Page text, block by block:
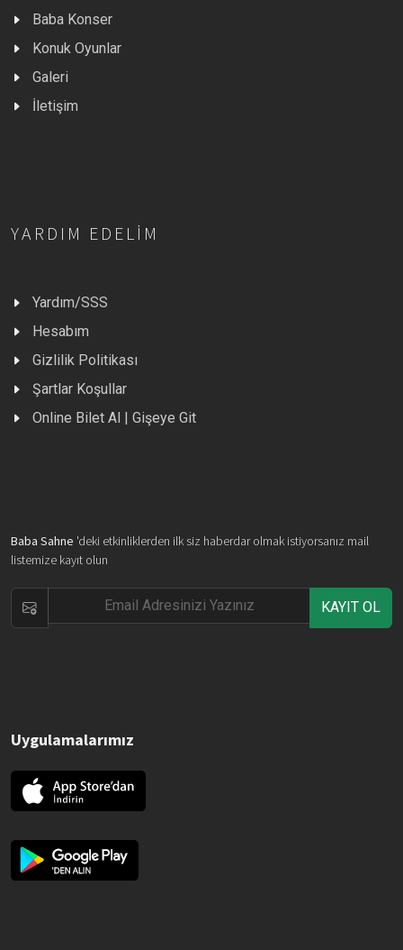
Baba Konser
Konuk Oyunlar
Galeri
İletişim
YARDIM EDELIM
Yardım/SSS
Hesabım
Gizlilik Politikası
Şartlar Koşullar
Online Bilet Al | Gişeye Git
Baba Sahne 'deki etkinliklerden ilk siz haberdar olmak istiyorsanız mail
listemize kayıt olun
KAYIT OL
Uygulamalarımız